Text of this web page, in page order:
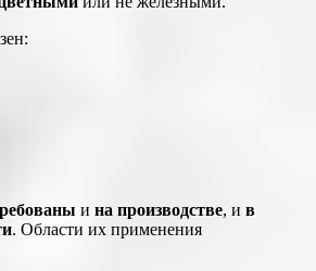
и на производстве, и в
. Области их применения